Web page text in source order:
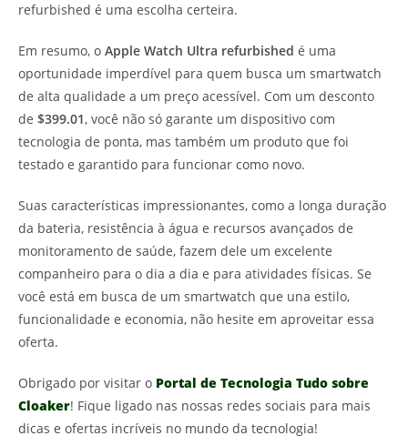
refurbished é uma escolha certeira.
Em resumo, o Apple Watch Ultra refurbished é uma
oportunidade imperdível para quem busca um smartwatch
de alta qualidade a um preço acessível. Com um desconto
de $399.01, você não só garante um dispositivo com
tecnologia de ponta, mas também um produto que foi
testado e garantido para funcionar como novo.
Suas características impressionantes, como a longa duração
da bateria, resistência à água e recursos avançados de
monitoramento de saúde, fazem dele um excelente
companheiro para o dia a dia e para atividades físicas. Se
você está em busca de um smartwatch que una estilo,
funcionalidade e economia, não hesite em aproveitar essa
oferta.
Obrigado por visitar o Portal de Tecnologia Tudo sobre
Cloaker! Fique ligado nas nossas redes sociais para mais
dicas e ofertas incríveis no mundo da tecnologia!